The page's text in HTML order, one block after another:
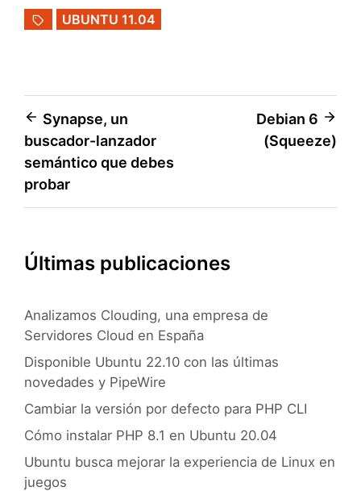
UBUNTU 11.04
Navegación
de
entradas
Synapse, un
buscador-lanzador
semántico que debes
probar
Debian 6
(Squeeze)
Últimas publicaciones
Analizamos Clouding, una empresa de
Servidores Cloud en España
Disponible Ubuntu 22.10 con las últimas
novedades y PipeWire
Cambiar la versión por defecto para PHP CLI
Cómo instalar PHP 8.1 en Ubuntu 20.04
Ubuntu busca mejorar la experiencia de Linux en
juegos